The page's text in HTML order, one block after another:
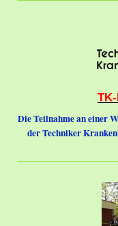
Die Teilnahme an einer
der Techniker